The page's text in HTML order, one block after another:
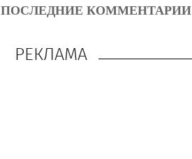
ПОСЛЕДНИЕ КОММЕНТАРИИ
РЕКЛАМА